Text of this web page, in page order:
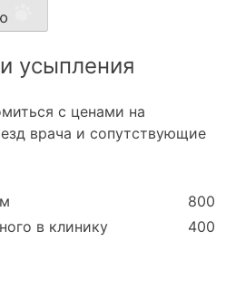
усыпления
с ценами на
врача и сопутствующие
800
в клинику
400